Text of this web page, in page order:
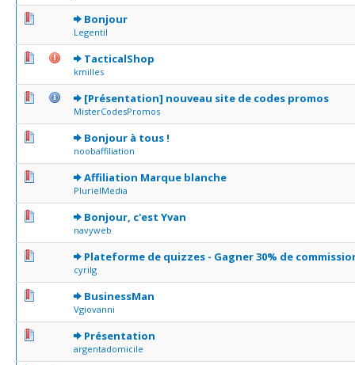
Bonjour
Legentil
0 Votes - 0 sur 5 en moyenne
12
TacticalShop
kmilles
0 Votes - 0 sur 5 en moyenne
12345
[Présentation] nouveau site de codes promos
MisterCodesPromos
0 Votes - 0 sur 5 en moyenne
12345
Bonjour à tous !
noobaffiliation
0 Votes - 0 sur 5 en moyenne
12 3 45
Affiliation Marque blanche
PlurielMedia
0 Votes - 0 sur 5 en moyenne
12345
Bonjour, c'est Yvan
navyweb
0 Votes - 0 sur 5 en moyenne
12 345
Plateforme de quizzes - Gagner 30% de
cyrilg
0 Votes - 0 sur 5 en moyenne
12345
BusinessMan
Vgiovanni
0 Votes - 0 sur 5 en moyenne
12345
Présentation
argentadomicile
0 Votes - 0 sur 5 en moyenne
12345